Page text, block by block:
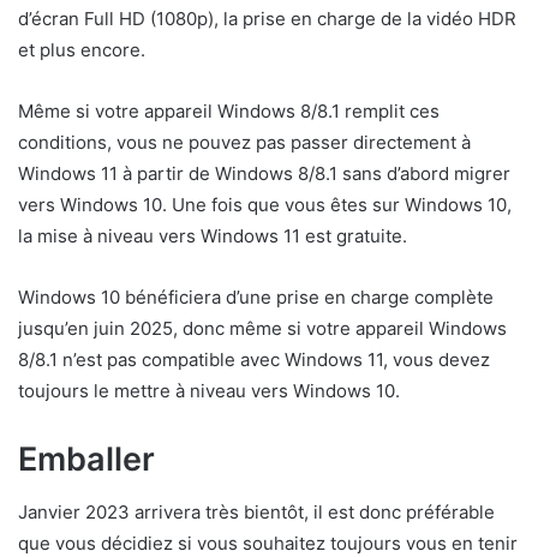
d’écran Full HD (1080p), la prise en charge de la vidéo HDR
et plus encore.
Même si votre appareil Windows 8/8.1 remplit ces
conditions, vous ne pouvez pas passer directement à
Windows 11 à partir de Windows 8/8.1 sans d’abord migrer
vers Windows 10. Une fois que vous êtes sur Windows 10,
la mise à niveau vers Windows 11 est gratuite.
Windows 10 bénéficiera d’une prise en charge complète
jusqu’en juin 2025, donc même si votre appareil Windows
8/8.1 n’est pas compatible avec Windows 11, vous devez
toujours le mettre à niveau vers Windows 10.
Emballer
Janvier 2023 arrivera très bientôt, il est donc préférable
que vous décidiez si vous souhaitez toujours vous en tenir